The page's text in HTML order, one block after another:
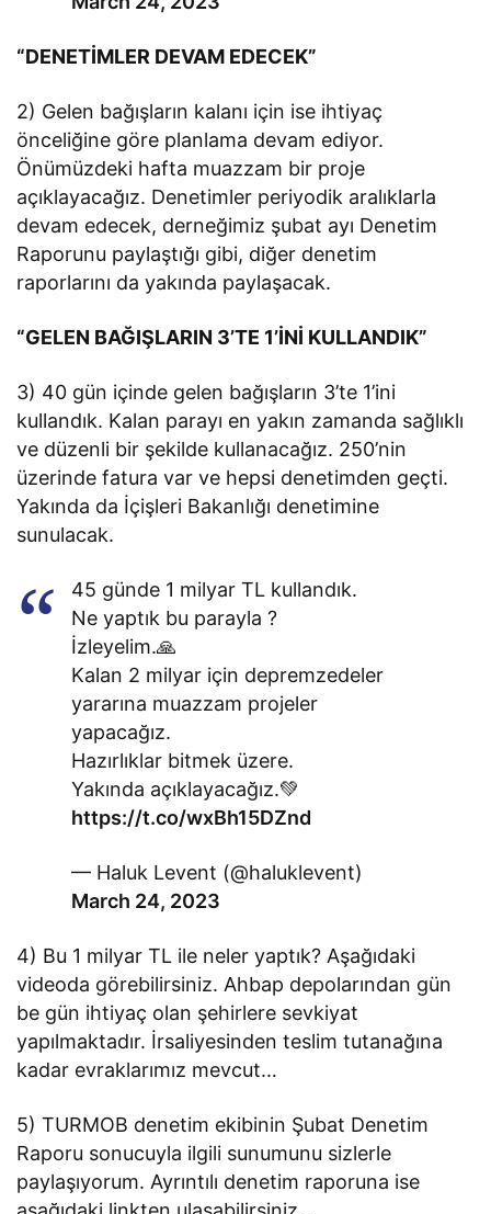
“DENETİMLER DEVAM EDECEK”
2) Gelen bağışların kalanı için ise ihtiyaç
önceliğine göre planlama devam ediyor.
Önümüzdeki hafta muazzam bir proje
açıklayacağız. Denetimler periyodik aralıklarla
devam edecek, derneğimiz şubat ayı Denetim
Raporunu paylaştığı gibi, diğer denetim
raporlarını da yakında paylaşacak.
“GELEN BAĞIŞLARIN 3’TE 1’İNİ KULLANDIK”
3) 40 gün içinde gelen bağışların 3’te 1’ini
kullandık. Kalan parayı en yakın zamanda sağlıklı
ve düzenli bir şekilde kullanacağız. 250’nin
üzerinde fatura var ve hepsi denetimden geçti.
Yakında da İçişleri Bakanlığı denetimine
sunulacak.
45 günde 1 milyar TL kullandık.
Ne yaptık bu parayla ?
İzleyelim.🙏
Kalan 2 milyar için depremzedeler
yararına muazzam projeler
yapacağız.
Hazırlıklar bitmek üzere.
Yakında açıklayacağız.💚
https://t.co/wxBh15DZnd
— Haluk Levent (@haluklevent)
March 24, 2023
4) Bu 1 milyar TL ile neler yaptık? Aşağıdaki
videoda görebilirsiniz. Ahbap depolarından gün
be gün ihtiyaç olan şehirlere sevkiyat
yapılmaktadır. İrsaliyesinden teslim tutanağına
kadar evraklarımız mevcut…
5) TURMOB denetim ekibinin Şubat Denetim
Raporu sonucuyla ilgili sunumunu sizlerle
paylaşıyorum. Ayrıntılı denetim raporuna ise